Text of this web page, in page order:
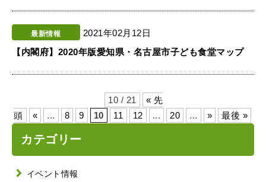
最新情報
2021年02月12日
【内閣府】2020年版愛知県・名古屋市子ども食堂マップ
10 / 21
« 先
頭
« ... 8 9 10 11 12 ... 20 ... » 最後 »
カテゴリー
イベント情報